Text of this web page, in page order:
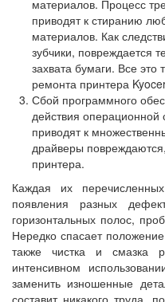
материалов. Процесс
приводят к стиранию
материалов. Как
зубчики, повреждается
захвата бумаги. Все это
ремонта принтера
Сбой программного
действия операционной
приводят к
драйверы
принтера.
Каждая их
появления разных
горизонтальных полос,
Нередко спасает
также чистка и смазка
интенсивном
заменить изношенные